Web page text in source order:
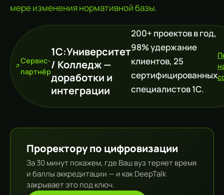
мере изменения нормативной базы.
Сервис-
партнёр
1С:Университет
/ Колледж —
доработки и
интеграции
200+ проектов в год,
98% удержание
клиентов, 25
сертифицированных
специалистов 1С.
Проректору по цифровизации
За 30 минут покажем, где Ваш вуз теряет время
и баллы аккредитации — и как DeepTalk
закрывает это под ключ.